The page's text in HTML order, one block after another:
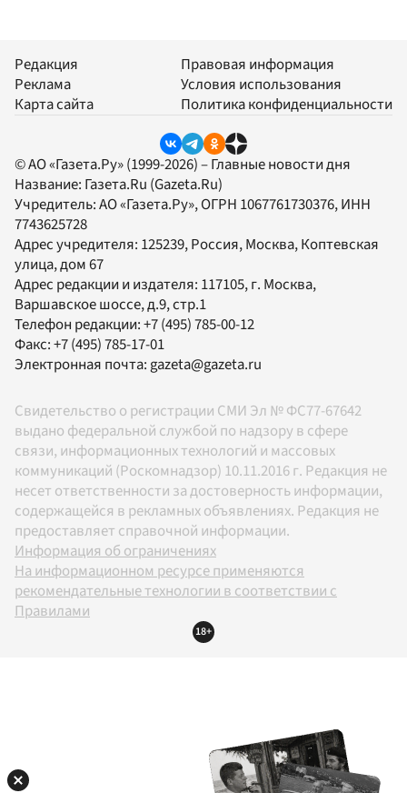
Редакция
Реклама
Карта сайта
Правовая информация
Условия использования
Политика конфиденциальности
© АО «Газета.Ру» (1999-2026) – Главные новости дня
Название: Газета.Ru (Gazeta.Ru)
Учредитель:АО «Газета.Ру», ОГРН 1067761730376, ИНН
7743625728
Адрес учредителя: 125239, Россия, Москва, Коптевская
улица, дом 67
Адрес редакции и издателя: 117105, г. Москва,
Варшавское шоссе, д.9, стр.1
Телефон редакции:+7 (495) 785-00-12
Факс:+7 (495) 785-17-01
Электронная почта:gazeta@gazeta.ru
Свидетельство о регистрации СМИ Эл № ФС77-67642
выдано федеральной службой по надзору в сфере
связи, информационных технологий и массовых
коммуникаций (Роскомнадзор) 10.11.2016 г. Редакция не
несет ответственности за достоверность информации,
содержащейся в рекламных объявлениях. Редакция не
предоставляет справочной информации.
Информация об ограничениях
На информационном ресурсе применяются
рекомендательные технологии в соответствии с
Правилами
18+